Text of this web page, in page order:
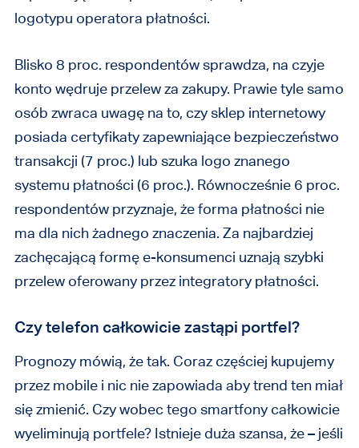
logotypu operatora płatności.
Blisko 8 proc. respondentów sprawdza, na czyje
konto wędruje przelew za zakupy. Prawie tyle samo
osób zwraca uwagę na to, czy sklep internetowy
posiada certyfikaty zapewniające bezpieczeństwo
transakcji (7 proc.) lub szuka logo znanego
systemu płatności (6 proc.). Równocześnie 6 proc.
respondentów przyznaje, że forma płatności nie
ma dla nich żadnego znaczenia. Za najbardziej
zachęcającą formę e-konsumenci uznają szybki
przelew oferowany przez integratory płatności.
Czy telefon całkowicie zastąpi portfel?
Prognozy mówią, że tak. Coraz częściej kupujemy
przez mobile i nic nie zapowiada aby trend ten miał
się zmienić. Czy wobec tego smartfony całkowicie
wyeliminują portfele? Istnieje duża szansa, że – jeśli